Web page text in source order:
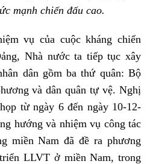
mạnh chiến đấu cao.
vụ của cuộc kháng chiến
Nhà nước ta tiếp tục xây
dân gồm ba thứ quân: Bộ
và dân quân tự vệ. Nghị
từ ngày 6 đến ngày 10-12-
hướng và nhiệm vụ công tác
miền Nam đã đề ra phương
LLVT ở miền Nam, trong